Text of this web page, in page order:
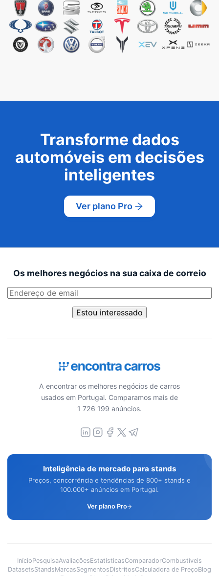
Transforme dados
automóveis em decisões
inteligentes
Ver plano Pro
Os melhores negócios na sua caixa de correio
Estou interessado
A encontrar os melhores negócios de carros
usados em Portugal. Comparamos mais de
1 726 199 anúncios.
Inteligência de mercado para stands
Preços, concorrência e tendências de 800+ stands e
100.000+ anúncios em Portugal.
Ver plano Pro
InícioPesquisaAvaliaçõesEstatísticasComparadorCombustíveis
DatasetsStandsMarcasSegmentosDistritosCalculadora de PreçoBlog